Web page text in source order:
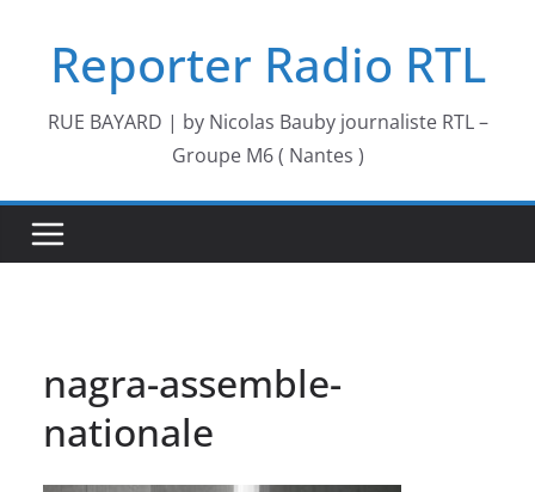
contenuReporter Radio RTL
RUE BAYARD | by Nicolas Bauby journaliste RTL –
Groupe M6 ( Nantes )
nagra-assemble-
nationale